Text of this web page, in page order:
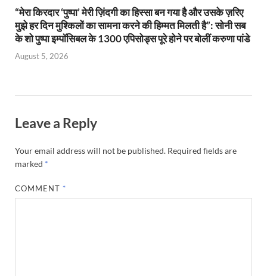
“मेरा किरदार ‘पुष्पा’ मेरी ज़िंदगी का हिस्सा बन गया है और उसके ज़रिए
मुझे हर दिन मुश्किलों का सामना करने की हिम्मत मिलती है”: सोनी सब
के शो पुष्पा इम्पॉसिबल के 1300 एपिसोड्स पूरे होने पर बोलीं करुणा पांडे
August 5, 2026
Leave a Reply
Your email address will not be published. Required fields are
marked *
COMMENT *